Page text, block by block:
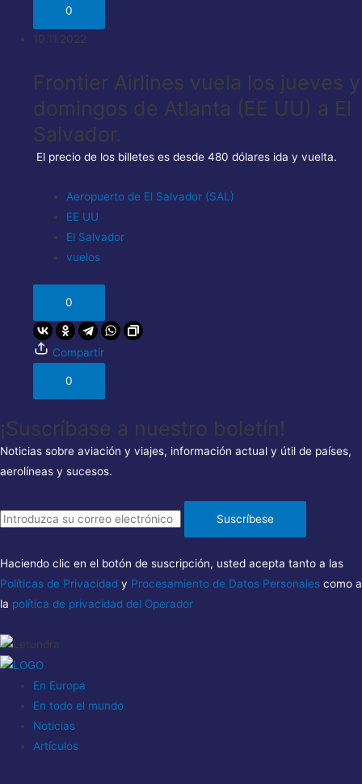
0
10.11.2022
Frontier Airlines vuela los jueves y
domingos de Atlanta (EE UU) a El
Salvador.
El precio de los billetes es desde 480 dólares ida y vuelta.
Aeropuerto de El Salvador (SAL)
EE UU
El Salvador
vuelos
0
Compartir
0
¡Suscríbase a nuestro boletín!
Noticias sobre aviación y viajes, información actual y útil de países,
aerolíneas y sucesos.
Suscríbese
Haciendo clic en el botón de suscripción, usted acepta tanto a las
Políticas de Privacidad y Procesamiento de Datos Personales como a
la política de privacidad del Operador
En Europa
En todo el mundo
Noticias
Artículos